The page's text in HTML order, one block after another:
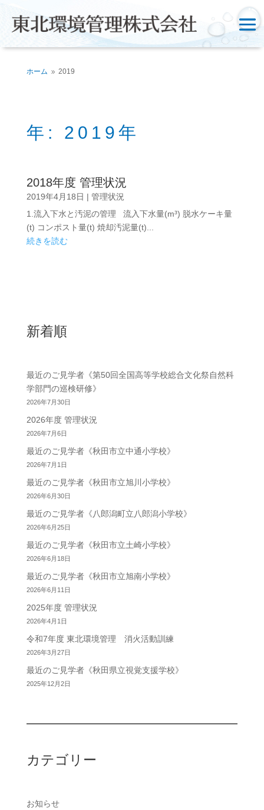
ホーム 9 2019
年: 2019年
2018年度 管理状況
2019年4月18日 | 管理状況
1.流入下水と汚泥の管理 流入下水量(m³) 脱水ケーキ量
(t) コンポスト量(t) 焼却汚泥量(t)...
続きを読む
新着順
最近のご見学者《第50回全国高等学校総合文化祭自然科
学部門の巡検研修》
2026年7月30日
2026年度 管理状況
2026年7月6日
最近のご見学者《秋田市立中通小学校》
2026年7月1日
最近のご見学者《秋田市立旭川小学校》
2026年6月30日
最近のご見学者《八郎潟町立八郎潟小学校》
2026年6月25日
最近のご見学者《秋田市立土崎小学校》
2026年6月18日
最近のご見学者《秋田市立旭南小学校》
2026年6月11日
2025年度 管理状況
2026年4月1日
令和7年度 東北環境管理 消火活動訓練
2026年3月27日
最近のご見学者《秋田県立視覚支援学校》
2025年12月2日
カテゴリー
お知らせ